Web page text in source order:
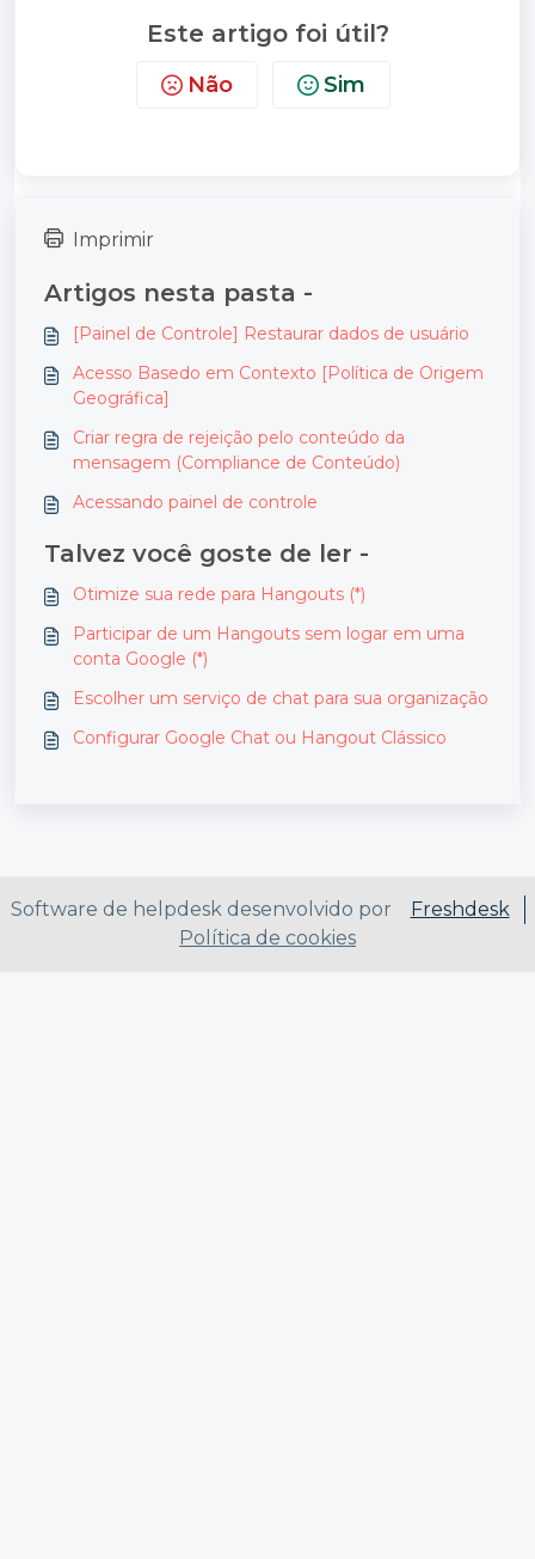
Este artigo foi útil?
Não Sim
Imprimir
Artigos nesta pasta -
[Painel de Controle] Restaurar dados de usuário
Acesso Basedo em Contexto [Política de Origem
Geográfica]
Criar regra de rejeição pelo conteúdo da
mensagem (Compliance de Conteúdo)
Acessando painel de controle
Talvez você goste de ler -
Otimize sua rede para Hangouts (*)
Participar de um Hangouts sem logar em uma
conta Google (*)
Escolher um serviço de chat para sua organização
Configurar Google Chat ou Hangout Clássico
Software de helpdesk desenvolvido por
Freshdesk
Política de cookies